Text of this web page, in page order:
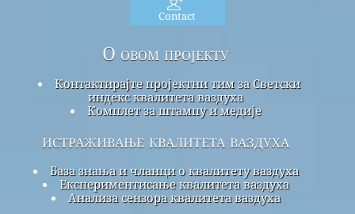
Contact
О овом пројекту
Контактирајте пројектни тим за Светски
индекс квалитета ваздуха
Комплет за штампу и медије
истраживање квалитета ваздуха
База знања и чланци о квалитету ваздуха
Експериментисање квалитета ваздуха
Анализа сензора квалитета ваздуха